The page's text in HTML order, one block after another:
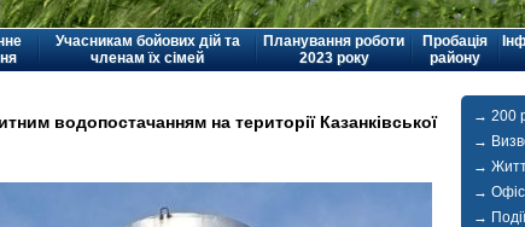
Учасникам бойових дій та
членам їх сімей
Планування роботи
2023 року
Пробація
району
водопостачанням на території Казанківської
→ 200
→
→
→
→ Події